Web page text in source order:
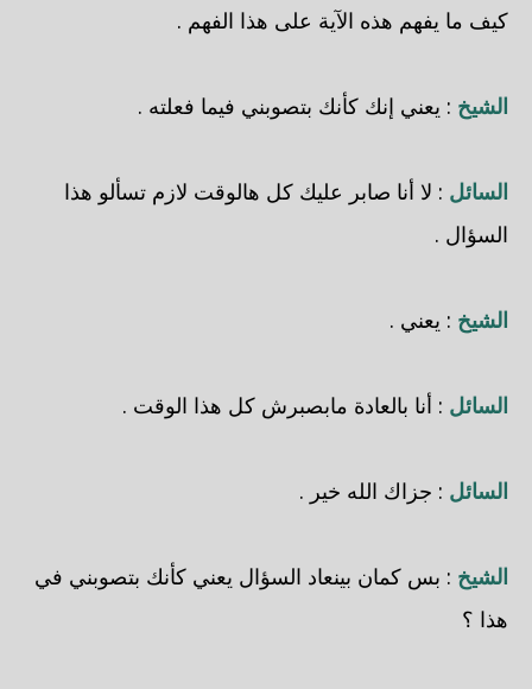
كيف ما يفهم هذه الآية على هذا الفهم .
الشيخ : يعني إنك كأنك بتصوبني فيما فعلته .
السائل : لا أنا صابر عليك كل هالوقت لازم تسألو هذا
السؤال .
الشيخ : يعني .
السائل : أنا بالعادة مابصبرش كل هذا الوقت .
السائل : جزاك الله خير .
الشيخ : بس كمان بينعاد السؤال يعني كأنك بتصوبني في
هذا ؟